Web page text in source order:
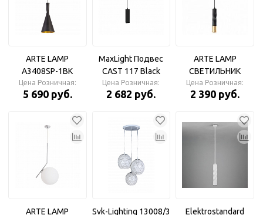
ARTE LAMP
A3408SP-1BK
Подвес
Цена Розничная:
5 690 руб.
MaxLight Подвес
CAST 117 Black
GU10 квадратный
ø60x60x230мм
Цена Розничная:
2 682 руб.
ARTE LAMP
СВЕТИЛЬНИК
ПОДВЕСНОЙ
A3280SP-1BK
Цена Розничная:
2 390 руб.
ARTE LAMP Svk-Lighting 13008/3 Elektrostandard